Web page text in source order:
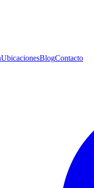
UbicacionesBlogContacto